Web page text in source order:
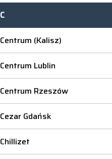
C
Centrum (Kalisz)
Centrum Lublin
Centrum Rzeszów
Cezar Gdańsk
Chillizet